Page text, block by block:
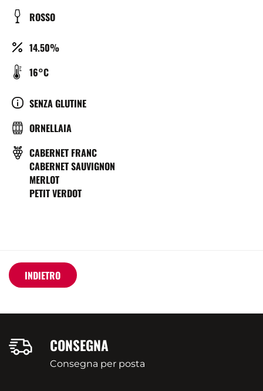
BIÈRE
COULEUR
ROSSO
ALCOOL
14.50%
TEMPÉRATURE
SERVICE
(°C)
16°C
CULTURE
SENZA GLUTINE
BRASSERIE
ORNELLAIA
VITIGNO
CABERNET FRANC
CABERNET SAUVIGNON
MERLOT
PETIT VERDOT
INDIETRO
CONSEGNA
Consegna per posta